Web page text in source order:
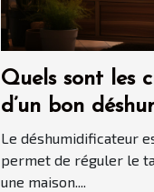
Quels sont les
d’un bon
Le déshumidificateur
permet de réguler le
une maison....